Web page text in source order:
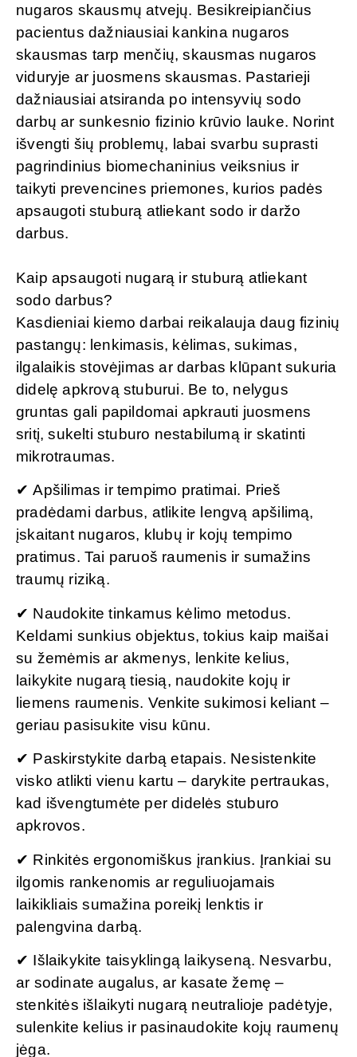
nugaros skausmų atvejų. Besikreipiančius
pacientus dažniausiai kankina nugaros
skausmas tarp menčių, skausmas nugaros
viduryje ar juosmens skausmas. Pastarieji
dažniausiai atsiranda po intensyvių sodo
darbų ar sunkesnio fizinio krūvio lauke. Norint
išvengti šių problemų, labai svarbu suprasti
pagrindinius biomechaninius veiksnius ir
taikyti prevencines priemones, kurios padės
apsaugoti stuburą atliekant sodo ir daržo
darbus.
Kaip apsaugoti nugarą ir stuburą atliekant
sodo darbus?
Kasdieniai kiemo darbai reikalauja daug fizinių
pastangų: lenkimasis, kėlimas, sukimas,
ilgalaikis stovėjimas ar darbas klūpant sukuria
didelę apkrovą stuburui. Be to, nelygus
gruntas gali papildomai apkrauti juosmens
sritį, sukelti stuburo nestabilumą ir skatinti
mikrotraumas.
✔ Apšilimas ir tempimo pratimai. Prieš
pradėdami darbus, atlikite lengvą apšilimą,
įskaitant nugaros, klubų ir kojų tempimo
pratimus. Tai paruoš raumenis ir sumažins
traumų riziką.
✔ Naudokite tinkamus kėlimo metodus.
Keldami sunkius objektus, tokius kaip maišai
su žemėmis ar akmenys, lenkite kelius,
laikykite nugarą tiesią, naudokite kojų ir
liemens raumenis. Venkite sukimosi keliant –
geriau pasisukite visu kūnu.
✔ Paskirstykite darbą etapais. Nesistenkite
visko atlikti vienu kartu – darykite pertraukas,
kad išvengtumėte per didelės stuburo
apkrovos.
✔ Rinkitės ergonomiškus įrankius. Įrankiai su
ilgomis rankenomis ar reguliuojamais
laikikliais sumažina poreikį lenktis ir
palengvina darbą.
✔ Išlaikykite taisyklingą laikyseną. Nesvarbu,
ar sodinate augalus, ar kasate žemę –
stenkitės išlaikyti nugarą neutralioje padėtyje,
sulenkite kelius ir pasinaudokite kojų raumenų
jėga.